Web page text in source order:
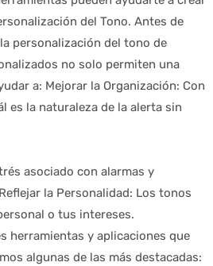
del Tono. Antes de
personalización del tono de
no solo permiten una
a: Mejorar la Organización: Con
es la naturaleza de la alerta sin
asociado con alarmas y
la Personalidad: Los tonos
o tus intereses.
herramientas y aplicaciones que
algunas de las más destacadas: